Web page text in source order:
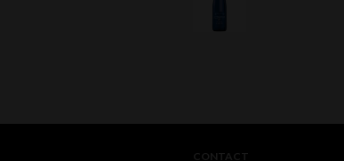
CONTACT